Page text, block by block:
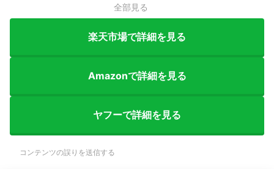
全部見る
楽天市場で詳細を見る
Amazonで詳細を見る
ヤフーで詳細を見る
コンテンツの誤りを送信する